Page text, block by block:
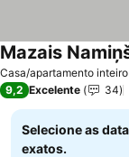
Casa/apartamento inteiro
Mazais
9,2 Excelente 34
Selecione as
exatos.